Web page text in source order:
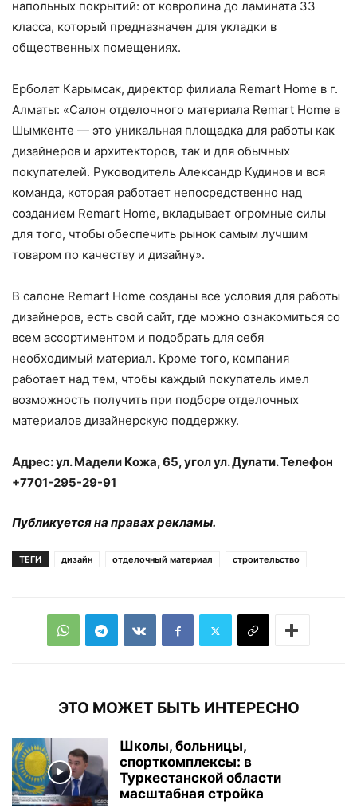
напольных покрытий: от ковролина до ламината 33
класса, который предназначен для укладки в
общественных помещениях.
Ерболат Карымсак, директор филиала Remart Home в г.
Алматы: «Салон отделочного материала Remart Home в
Шымкенте — это уникальная площадка для работы как
дизайнеров и архитекторов, так и для обычных
покупателей. Руководитель Александр Кудинов и вся
команда, которая работает непосредственно над
созданием Remart Home, вкладывает огромные силы
для того, чтобы обеспечить рынок самым лучшим
товаром по качеству и дизайну».
В салоне Remart Home созданы все условия для работы
дизайнеров, есть свой сайт, где можно ознакомиться со
всем ассортиментом и подобрать для себя
необходимый материал. Кроме того, компания
работает над тем, чтобы каждый покупатель имел
возможность получить при подборе отделочных
материалов дизайнерскую поддержку.
Адрес: ул. Мадели Кожа, 65, угол ул. Дулати. Телефон
+7701-295-29-91
Публикуется на правах рекламы.
ТЕГИ дизайн отделочный материал строительство
ЭТО МОЖЕТ БЫТЬ ИНТЕРЕСНО
Школы, больницы,
спорткомплексы: в
Туркестанской области
масштабная стройка